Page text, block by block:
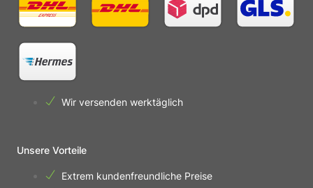
Wir versenden werktäglich
Unsere Vorteile
Extrem kundenfreundliche Preise